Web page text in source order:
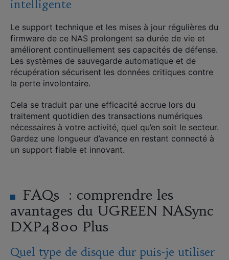
intelligente
Le support technique et les mises à jour régulières du
firmware de ce NAS prolongent sa durée de vie et
améliorent continuellement ses capacités de défense.
Les systèmes de sauvegarde automatique et de
récupération sécurisent les données critiques contre
la perte involontaire.
Cela se traduit par une efficacité accrue lors du
traitement quotidien des transactions numériques
nécessaires à votre activité, quel qu’en soit le secteur.
Gardez une longueur d’avance en restant connecté à
un support fiable et innovant.
FAQs : comprendre les
avantages du UGREEN NASync
DXP4800 Plus
Quel type de disque dur puis-je utiliser